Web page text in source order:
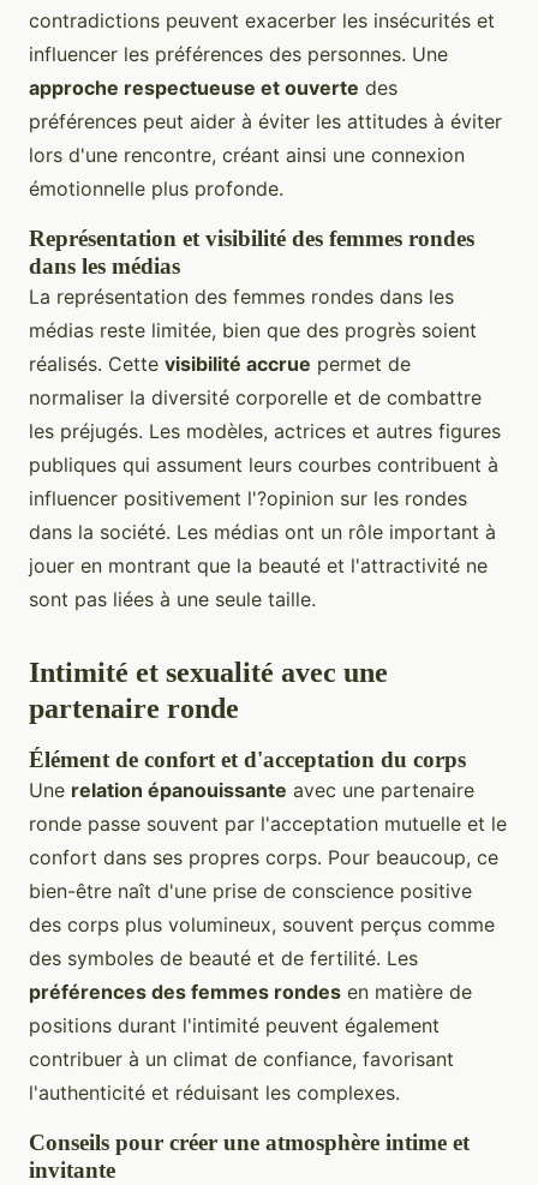
contradictions peuvent exacerber les insécurités et
influencer les préférences des personnes. Une
approche respectueuse et ouverte des
préférences peut aider à éviter les attitudes à éviter
lors d'une rencontre, créant ainsi une connexion
émotionnelle plus profonde.
Représentation et visibilité des femmes rondes
dans les médias
La représentation des femmes rondes dans les
médias reste limitée, bien que des progrès soient
réalisés. Cette visibilité accrue permet de
normaliser la diversité corporelle et de combattre
les préjugés. Les modèles, actrices et autres figures
publiques qui assument leurs courbes contribuent à
influencer positivement l'?opinion sur les rondes
dans la société. Les médias ont un rôle important à
jouer en montrant que la beauté et l'attractivité ne
sont pas liées à une seule taille.
Intimité et sexualité avec une
partenaire ronde
Élément de confort et d'acceptation du corps
Une relation épanouissante avec une partenaire
ronde passe souvent par l'acceptation mutuelle et le
confort dans ses propres corps. Pour beaucoup, ce
bien-être naît d'une prise de conscience positive
des corps plus volumineux, souvent perçus comme
des symboles de beauté et de fertilité. Les
préférences des femmes rondes en matière de
positions durant l'intimité peuvent également
contribuer à un climat de confiance, favorisant
l'authenticité et réduisant les complexes.
Conseils pour créer une atmosphère intime et
invitante